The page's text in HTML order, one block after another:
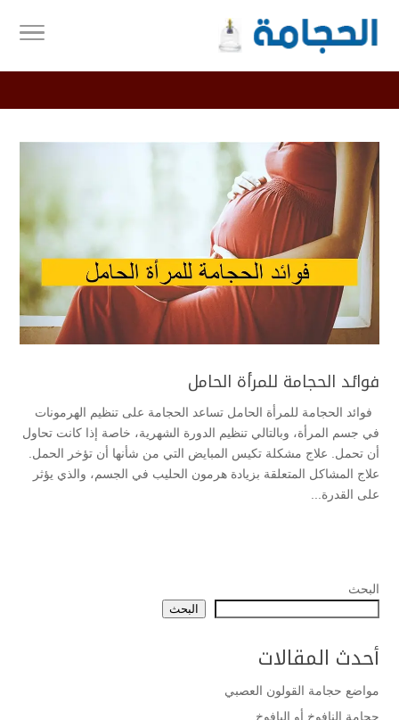
فوائد الحجامة للمرأة الحامل
فوائد الحجامة للمرأة الحامل تساعد الحجامة على تنظيم الهرمونات
في جسم المرأة، وبالتالي تنظيم الدورة الشهرية، خاصة إذا كانت تحاول
أن تحمل. علاج مشكلة تكيس المبايض التي من شأنها أن تؤخر الحمل.
علاج المشاكل المتعلقة بزيادة هرمون الحليب في الجسم، والذي يؤثر
على القدرة...
البحث
البحث
أحدث المقالات
مواضع حجامة القولون العصبي
حجامة النافوخ أو اليافوخ